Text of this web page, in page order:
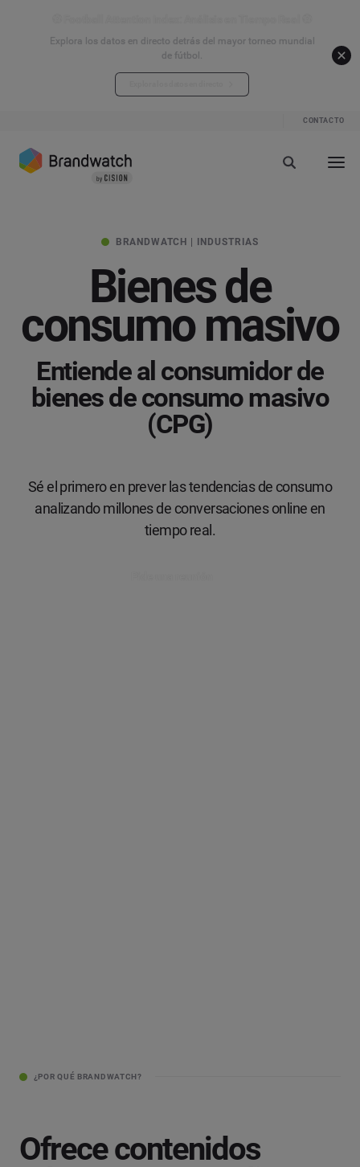
Explora los datos en directo detrás del mayor torneo mundial
de fútbol.
CONTACTO
BRANDWATCH | INDUSTRIAS
Bienes de
consumo masivo
Entiende al consumidor de
bienes de consumo masivo
(CPG)
Sé el primero en prever las tendencias de consumo
analizando millones de conversaciones online en
tiempo real.
¿POR QUÉ BRANDWATCH?
Ofrece contenidos